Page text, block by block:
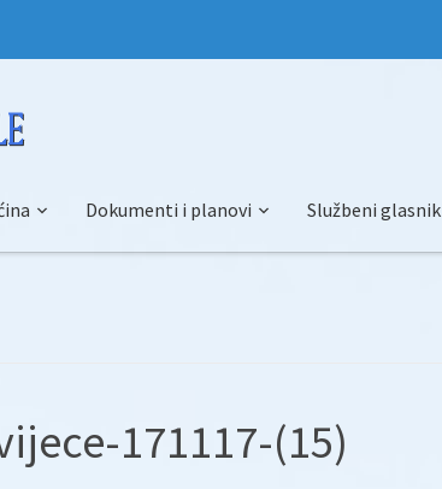
Dokumenti i planovi Službeni glasnik
171117-(15)